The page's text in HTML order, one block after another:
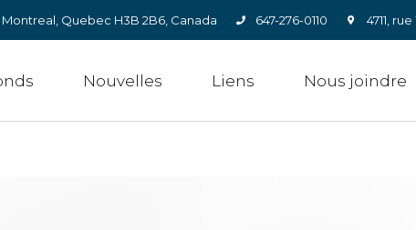
Montreal, Quebec H3B 2B6, Canada 647-276-0110 4711,
Nouvelles Liens Nous joindre